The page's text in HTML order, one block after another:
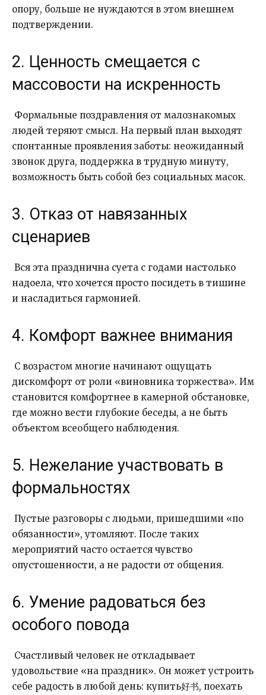
опору, больше не нуждаются в этом внешнем
подтверждении.
2. Ценность смещается с
массовости на искренность
Формальные поздравления от малознакомых
людей теряют смысл. На первый план выходят
спонтанные проявления заботы: неожиданный
звонок друга, поддержка в трудную минуту,
возможность быть собой без социальных масок.
3. Отказ от навязанных
сценариев
Вся эта празднична суета с годами настолько
надоела, что хочется просто посидеть в тишине
и насладиться гармонией.
4. Комфорт важнее внимания
С возрастом многие начинают ощущать
дискомфорт от роли «виновника торжества». Им
становится комфортнее в камерной обстановке,
где можно вести глубокие беседы, а не быть
объектом всеобщего наблюдения.
5. Нежелание участвовать в
формальностях
Пустые разговоры с людьми, пришедшими «по
обязанности», утомляют. После таких
мероприятий часто остается чувство
опустошенности, а не радости от общения.
6. Умение радоваться без
особого повода
Счастливый человек не откладывает
удовольствие «на праздник». Он может устроить
себе радость в любой день: купить好书, поехать